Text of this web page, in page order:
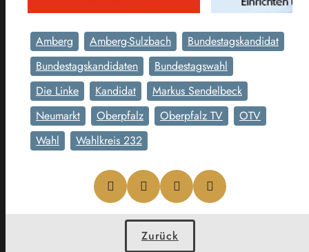
Amberg Amberg-Sulzbach
Bundestagskandidat
Bundestagskandidaten
Bundestagswahl
Die Linke
Kandidat
Markus Sendelbeck
Neumarkt
Oberpfalz Oberpfalz TV
OTV
Wahl
Wahlkreis 232
Zurück